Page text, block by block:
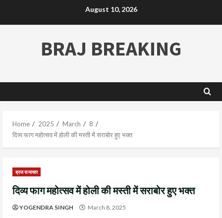
August 10, 2026
BRAJ BREAKING
Home 2025 March
8
दिव्य फाग महोत्सव में होली की मस्ती में सराबोर हुए भक्त
ब्रज समाचार
दिव्य फाग महोत्सव में होली की मस्ती में सराबोर हुए भक्त
YOGENDRA SINGH March 8, 2025